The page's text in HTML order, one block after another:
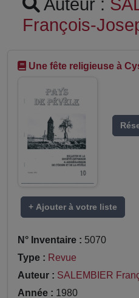
Auteur :
François-
Une fête religieuse à
+ Ajouter à votre liste
N° Inventaire : 5070
Type : Revue
Auteur : SALEMBIER
Année : 1980